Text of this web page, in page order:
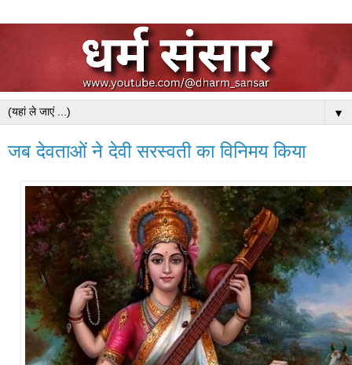
▼
जब देवताओं ने देवी सरस्वती का विनिमय किया